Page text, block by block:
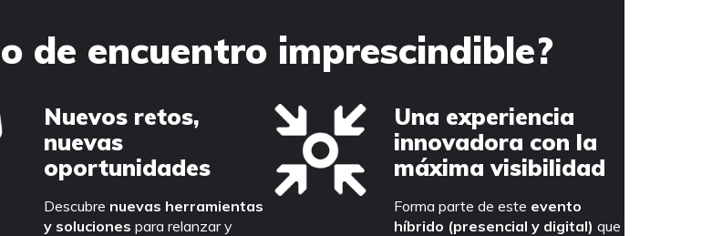
de encuentro imprescindible?
Nuevos retos,
nuevas
oportunidades
Descubre nuevas herramientas
y soluciones para relanzar y
Una experiencia
innovadora con la
máxima visibilidad
Forma parte de este evento
híbrido (presencial y digital) que